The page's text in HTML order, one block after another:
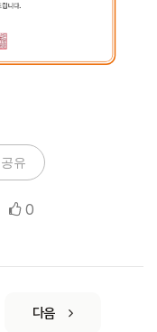
공유
0
다음